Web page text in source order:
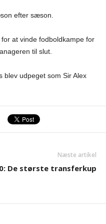
efter sæson.
at vinde fodboldkampe for
til slut.
blev udpeget som Sir Alex
Næste artikel
De største transferkup